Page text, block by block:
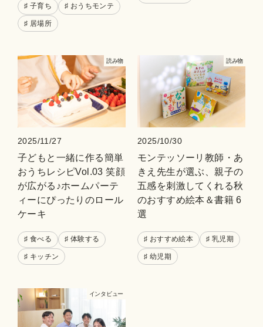
♯ 子育ち ♯ おうちモンテ
♯ 居場所
読み物
2025/11/27
子どもと一緒に作る簡単
おうちレシピVol.03 笑顔
が広がる♪ホームパーテ
ィーにぴったりのロール
ケーキ
♯ 食べる ♯ 体験する
♯ キッチン
読み物
2025/10/30
モンテッソーリ教師・あ
きえ先生が選ぶ、親子の
五感を刺激してくれる秋
のおすすめ絵本＆書籍 6
選
♯ おすすめ絵本 ♯ 乳児期
♯ 幼児期
インタビュー